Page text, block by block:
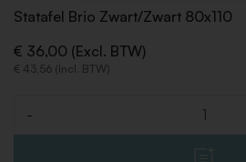
Statafel Brio Zwart/Zwart 80x110
€ 36,00 (Excl. BTW)
€ 43,56 (Incl. BTW)
-